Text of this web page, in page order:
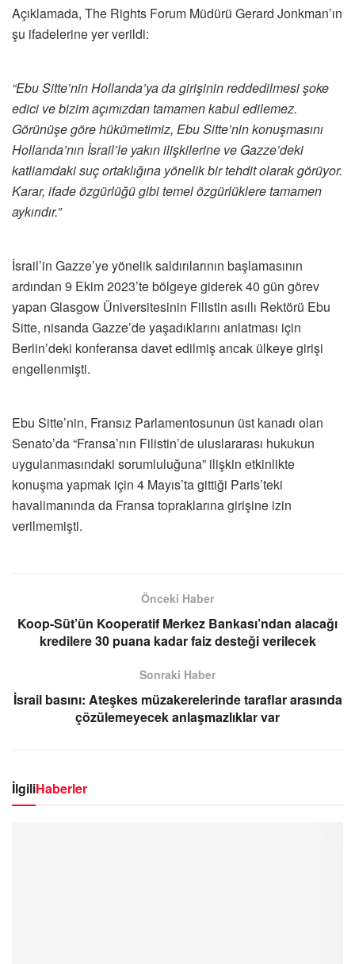
Açıklamada, The Rights Forum Müdürü Gerard Jonkman’ın
şu ifadelerine yer verildi:
“Ebu Sitte’nin Hollanda’ya da girişinin reddedilmesi şoke
edici ve bizim açımızdan tamamen kabul edilemez.
Görünüşe göre hükümetimiz, Ebu Sitte’nin konuşmasını
Hollanda’nın İsrail’le yakın ilişkilerine ve Gazze’deki
katliamdaki suç ortaklığına yönelik bir tehdit olarak görüyor.
Karar, ifade özgürlüğü gibi temel özgürlüklere tamamen
aykırıdır.”
İsrail’in Gazze’ye yönelik saldırılarının başlamasının
ardından 9 Ekim 2023’te bölgeye giderek 40 gün görev
yapan Glasgow Üniversitesinin Filistin asıllı Rektörü Ebu
Sitte, nisanda Gazze’de yaşadıklarını anlatması için
Berlin’deki konferansa davet edilmiş ancak ülkeye girişi
engellenmişti.
Ebu Sitte’nin, Fransız Parlamentosunun üst kanadı olan
Senato’da “Fransa’nın Filistin’de uluslararası hukukun
uygulanmasındaki sorumluluğuna” ilişkin etkinlikte
konuşma yapmak için 4 Mayıs’ta gittiği Paris’teki
havalimanında da Fransa topraklarına girişine izin
verilmemişti.
Önceki Haber
Koop-Süt’ün Kooperatif Merkez Bankası’ndan alacağı
kredilere 30 puana kadar faiz desteği verilecek
Sonraki Haber
İsrail basını: Ateşkes müzakerelerinde taraflar arasında
çözülemeyecek anlaşmazlıklar var
İlgiliHaberler